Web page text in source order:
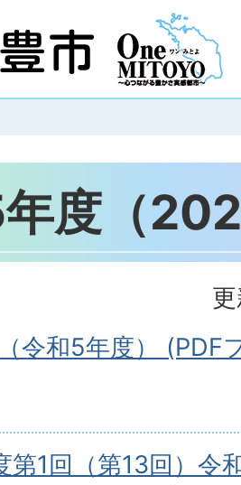
度（
令和5年度） (PDF
第1回（第13回）令